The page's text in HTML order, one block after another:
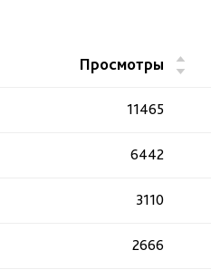
Просмотры
▲
▼
11465
6442
3110
2666